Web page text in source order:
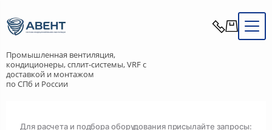
Промышленная вентиляция,
кондиционеры, сплит-системы, VRF с
доставкой и монтажом
по СПб и России
Для расчета и подбора оборудования присылайте запросы: